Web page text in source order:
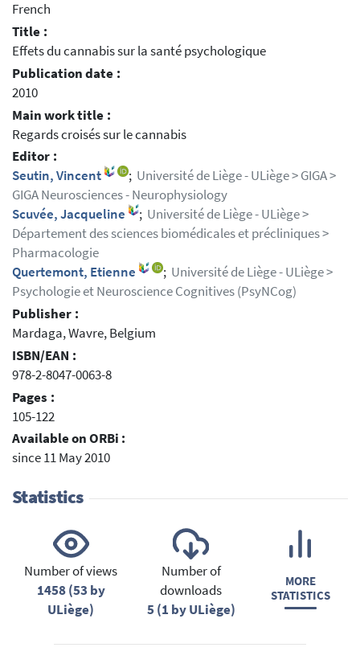
French
Title :
Effets du cannabis sur la santé psychologique
Publication date :
2010
Main work title :
Regards croisés sur le cannabis
Editor :
Seutin, Vincent
; Université de Liège - ULiège > GIGA >
GIGA Neurosciences - Neurophysiology
Scuvée, Jacqueline
; Université de Liège - ULiège >
Département des sciences biomédicales et précliniques >
Pharmacologie
Quertemont, Etienne
; Université de Liège - ULiège >
Psychologie et Neuroscience Cognitives (PsyNCog)
Publisher :
Mardaga, Wavre, Belgium
ISBN/EAN :
978-2-8047-0063-8
Pages :
105-122
Available on ORBi :
since 11 May 2010
Statistics
Number of views
1458 (53 by
ULiège)
Number of
downloads
5 (1 by ULiège)
MORE
STATISTICS